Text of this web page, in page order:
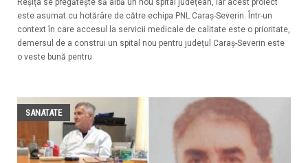
Reșița se pregătește să aibă un nou spital județean, iar acest proiect
este asumat cu hotărâre de către echipa PNL Caraș-Severin. Într-un
context în care accesul la servicii medicale de calitate este o prioritate,
demersul de a construi un spital nou pentru județul Caraș-Severin este
o veste bună pentru
SANATATE